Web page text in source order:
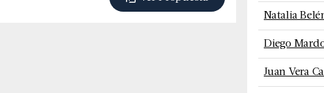
Natalia
Diego
Juan Vera